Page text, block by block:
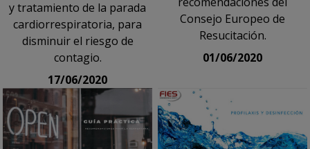
y tratamiento de la parada
cardiorrespiratoria, para
disminuir el riesgo de
contagio.
17/06/2020
Consejo Europeo de
Resucitación.
01/06/2020